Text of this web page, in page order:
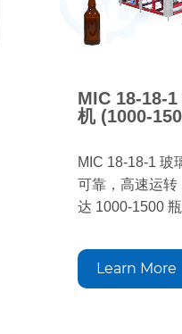
MIC 18-18-
机 (1000-
MIC 18-18-1 玻
可靠，高速运转
达 1000-1500
保玻璃瓶包装的
稳定的质量。
Learn More